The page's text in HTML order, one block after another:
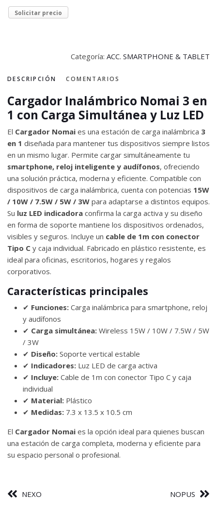
Solicitar precio
Categoría: ACC. SMARTPHONE & TABLET
DESCRIPCIÓN COMENTARIOS
Cargador Inalámbrico Nomai 3 en
1 con Carga Simultánea y Luz LED
El Cargador Nomai es una estación de carga inalámbrica 3
en 1 diseñada para mantener tus dispositivos siempre listos
en un mismo lugar. Permite cargar simultáneamente tu
smartphone, reloj inteligente y audífonos, ofreciendo
una solución práctica, moderna y eficiente. Compatible con
dispositivos de carga inalámbrica, cuenta con potencias 15W
/ 10W / 7.5W / 5W / 3W para adaptarse a distintos equipos.
Su luz LED indicadora confirma la carga activa y su diseño
en forma de soporte mantiene los dispositivos ordenados,
visibles y seguros. Incluye un cable de 1m con conector
Tipo C y caja individual. Fabricado en plástico resistente, es
ideal para oficinas, escritorios, hogares y regalos
corporativos.
Características principales
✔ Funciones: Carga inalámbrica para smartphone, reloj
y audífonos
✔ Carga simultánea: Wireless 15W / 10W / 7.5W / 5W
/ 3W
✔ Diseño: Soporte vertical estable
✔ Indicadores: Luz LED de carga activa
✔ Incluye: Cable de 1m con conector Tipo C y caja
individual
✔ Material: Plástico
✔ Medidas: 7.3 x 13.5 x 10.5 cm
El Cargador Nomai es la opción ideal para quienes buscan
una estación de carga completa, moderna y eficiente para
su espacio personal o profesional.
NEXO NOPUS